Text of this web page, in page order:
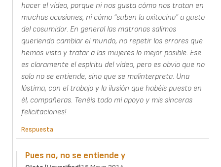
hacer el vídeo, porque ni nos gusta cómo nos tratan en
muchas ocasiones, ni cómo "suben la oxitocina" a gusto
del cosumidor. En general las matronas salimos
queriendo cambiar el mundo, no repetir los errores que
hemos visto y tratar a las mujeres lo mejor posible. Ese
es claramente el espíritu del vídeo, pero es obvio que no
solo no se entiende, sino que se malinterpreta. Una
lástima, con el trabajo y la ilusión que habéis puesto en
él, compañeras. Tenéis todo mi apoyo y mis sinceras
felicitaciones!
Respuesta
Pues no, no se entiende y